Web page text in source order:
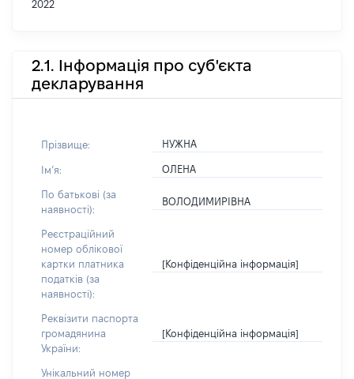
2022
2.1. Інформація про суб'єкта
декларування
Прізвище: НУЖНА
Імʼя: ОЛЕНА
По батькові (за
наявності):
ВОЛОДИМИРІВНА
Реєстраційний
номер облікової
картки платника
податків (за
наявності):
[Конфіденційна інформація]
Реквізити паспорта
громадянина
України:
[Конфіденційна інформація]
Унікальний номер